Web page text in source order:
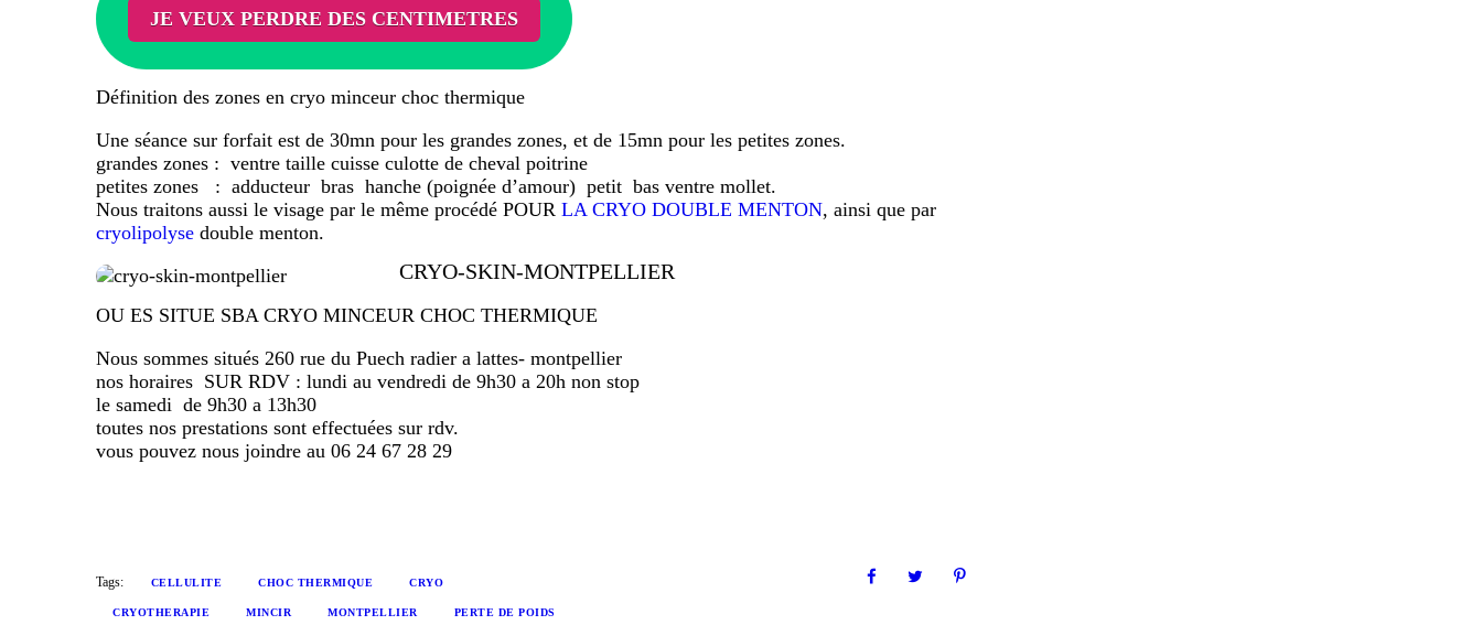
JE VEUX PERDRE DES CENTIMETRES
Définition des zones en cryo minceur choc thermique
Une séance sur forfait est de 30mn pour les grandes zones, et de 15mn pour les petites zones.
grandes zones : ventre taille cuisse culotte de cheval poitrine
petites zones : adducteur bras hanche (poignée d’amour) petit bas ventre mollet.
Nous traitons aussi le visage par le même procédé POUR LA CRYO DOUBLE MENTON, ainsi que par
cryolipolyse double menton.
CRYO-SKIN-MONTPELLIER
OU ES SITUE SBA CRYO MINCEUR CHOC THERMIQUE
Nous sommes situés 260 rue du Puech radier a lattes- montpellier
nos horaires SUR RDV : lundi au vendredi de 9h30 a 20h non stop
le samedi de 9h30 a 13h30
toutes nos prestations sont effectuées sur rdv.
vous pouvez nous joindre au 06 24 67 28 29
Tags: CELLULITE CHOC THERMIQUE CRYO
CRYOTHERAPIE MINCIR MONTPELLIER PERTE DE POIDS